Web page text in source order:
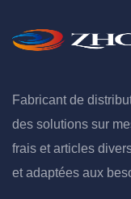
Fabricant de
des solutions sur
frais et articles
et adaptées aux